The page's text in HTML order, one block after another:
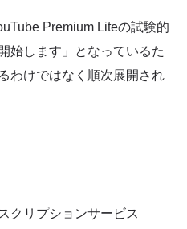
Premium Liteの試験的
始します」となっているた
わけではなく順次展開され
クリプションサービス